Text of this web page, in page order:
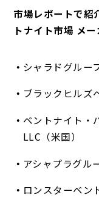
市場レポートで紹
トナイト市場 メー
シャラドグルー
ブラックヒルズ
ベントナイト・
LLC（米国）
アシャプラグル
ロンスターベン